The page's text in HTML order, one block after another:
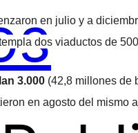
en julio y a
dos viaductos de
3.000 (42,8 millones de
en agosto del mismo